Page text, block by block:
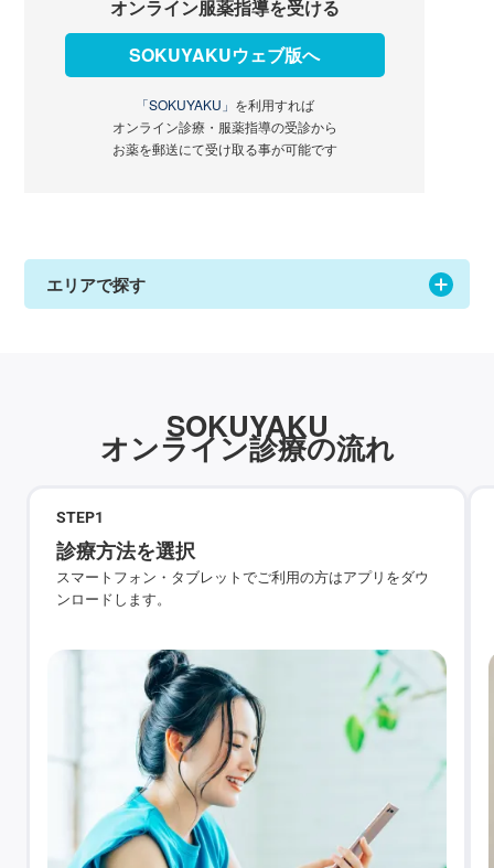
オンライン服薬指導を受ける
SOKUYAKUウェブ版へ
「SOKUYAKU」 を利用すれば
オンライン診療・服薬指導の受診から
お薬を郵送にて受け取る事が可能です
エリアで探す
SOKUYAKU
オンライン診療の流れ
STEP1
診療方法を選択
スマートフォン・タブレットでご利用の方はアプリをダウ
ンロードします。